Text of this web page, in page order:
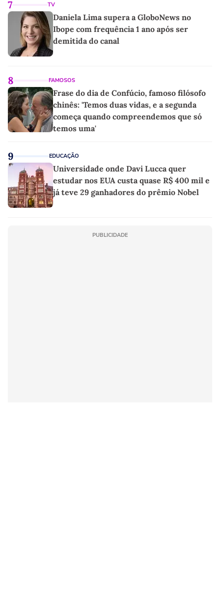
7 TV
Daniela Lima supera a GloboNews no
Ibope com frequência 1 ano após ser
demitida do canal
8 FAMOSOS
Frase do dia de Confúcio, famoso filósofo
chinês: 'Temos duas vidas, e a segunda
começa quando compreendemos que só
temos uma'
9 EDUCAÇÃO
Universidade onde Davi Lucca quer
estudar nos EUA custa quase R$ 400 mil e
já teve 29 ganhadores do prêmio Nobel
PUBLICIDADE